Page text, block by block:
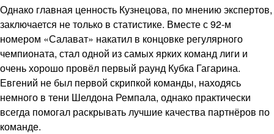
Однако главная ценность Кузнецова, по мнению экспертов,
заключается не только в статистике. Вместе с 92-м
номером «Салават» накатил в концовке регулярного
чемпионата, стал одной из самых ярких команд лиги и
очень хорошо провёл первый раунд Кубка Гагарина.
Евгений не был первой скрипкой команды, находясь
немного в тени Шелдона Ремпала, однако практически
всегда помогал раскрывать лучшие качества партнёров по
команде.